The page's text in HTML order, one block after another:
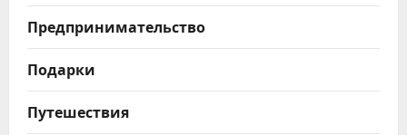
Предпринимательство
Подарки
Путешествия